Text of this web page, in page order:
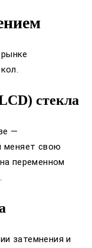
стекла
—
меняет свою
переменном
затемнения и